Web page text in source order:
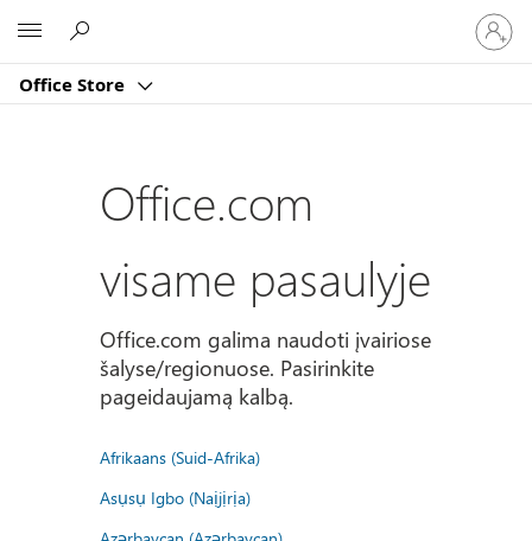
Office Store
prie
Office.com
visame pasaulyje
Office.com galima naudoti įvairiose
šalyse/regionuose. Pasirinkite
pageidaujamą kalbą.
Afrikaans (Suid-Afrika)
Asụsụ Igbo (Naịjịrịa)